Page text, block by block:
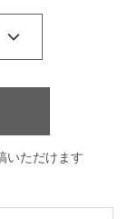
いただけます